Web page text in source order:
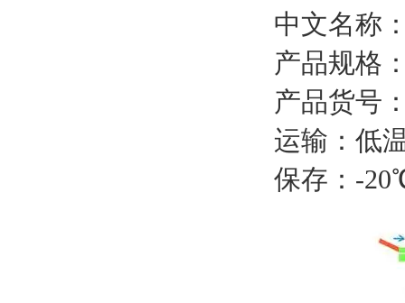
中文名称
产品规格
产品货号
运输：低
保存： -